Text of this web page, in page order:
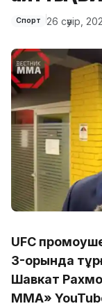
Спорт 26 сәуір,
UFC
3-орында
Шавкат
ММА»